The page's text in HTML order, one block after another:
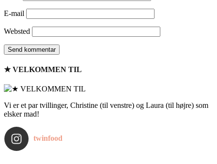
E-mail
Websted
★ VELKOMMEN TIL
Vi er et par tvillinger, Christine (til venstre) og Laura (til højre) som
elsker mad!
twinfood